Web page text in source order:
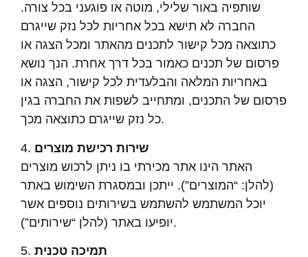
שותפיה באור שלילי, מוטה או פוגעני בכל צורה.
החברה לא תישא בכל אחריות לכל נזק שייגרם
כתוצאה מכל קישור לתכנים מהאתר ומכל הצגה או
פרסום של תכנים כאמור בכל דרך אחרת. הנך נושא
באחריות המלאה והבלעדית לכל קישור, הצגה או
פרסום של התכנים, ומתחייב לשפות את החברה בגין
כל נזק שייגרם כתוצאה מכך.
4. שירות רכישת מוצרים
האתר הינו אתר מכירתי בו ניתן לרכוש מוצרים
(להלן: “המוצרים”). ייתכן ובמסגרת השימוש באתר
יוכל המשתמש להשתמש בשירותים נוספים אשר
יופיעו באתר (להלן “שירותים”).
5. תמיכה טכנית